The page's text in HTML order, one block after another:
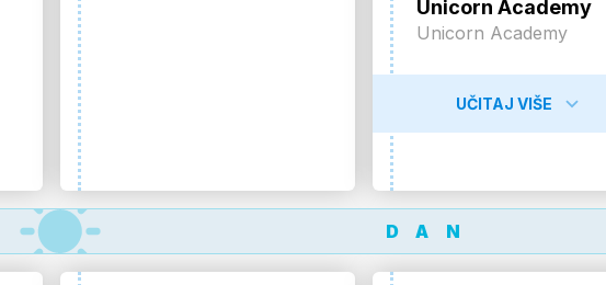
Unicorn Academy
Unicorn Academy
UČITAJ VIŠE
DAN